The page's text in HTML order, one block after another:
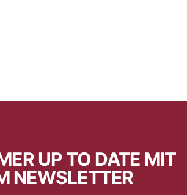
UP TO DATE MIT
NEWSLETTER